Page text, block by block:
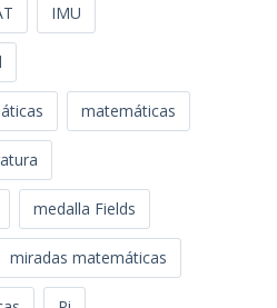
IMU
matemáticas
medalla Fields
miradas matemáticas